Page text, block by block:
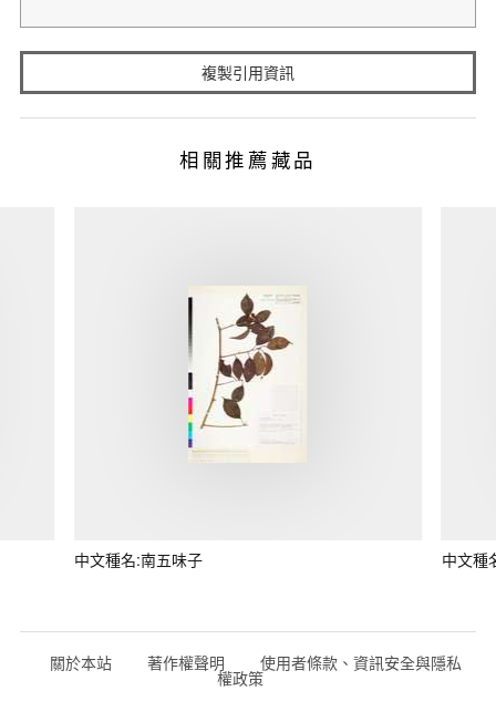
複製引用資訊
相關推薦藏品
中文種名:南五味子 中文種
關於本站 著作權聲明 使用者條款、資訊安全與隱私
權政策